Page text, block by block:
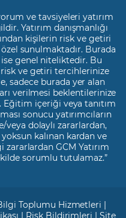
ve tavsiyeleri yatırım
Yatırım danışmanlığı
kişilerin risk ve getiri
sunulmaktadır. Burada
genel niteliktedir. Bu
ve getiri tercihlerinize
sadece burada yer alan
verilmesi beklentilerinize
içeriği veya tanıtım
sonucu yatırımcıların
dolaylı zararlardan,
kalınan kardan ve
GCM Yatırım
sorumlu tutulamaz.”
Toplumu Hizmetleri |
| Risk Bildirimleri |Site